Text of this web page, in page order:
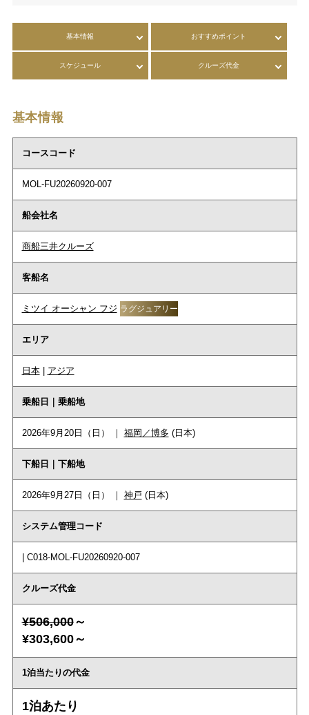
基本情報 おすすめポイント
スケジュール クルーズ代金
基本情報
コースコード
MOL-FU20260920-007
船会社名
商船三井クルーズ
客船名
ミツイ オーシャン フジ ラグジュアリー
エリア
日本| アジア
乗船日｜乗船地
2026年9月20日（日） ｜ 福岡／博多 (日本)
下船日｜下船地
2026年9月27日（日） ｜ 神戸 (日本)
システム管理コード
| C018-MOL-FU20260920-007
クルーズ代金
¥506,000～
¥303,600～
1泊当たりの代金
1泊あたり